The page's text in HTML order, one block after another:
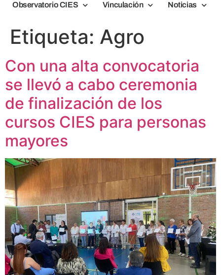
Observatorio CIES Vinculación Noticias
Etiqueta: Agro
Con una alta convocatoria
se llevó a cabo ceremonia
de finalización de los
cursos CIES para personas
mayores